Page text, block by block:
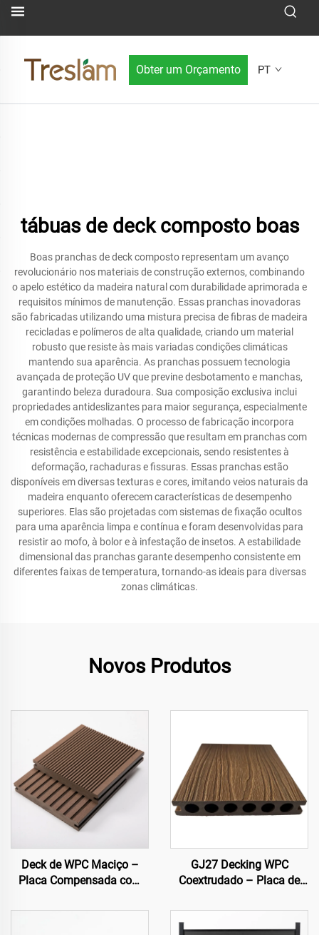
Obter um Orçamento PT
tábuas de deck composto boas
Boas pranchas de deck composto representam um avanço
revolucionário nos materiais de construção externos, combinando
o apelo estético da madeira natural com durabilidade aprimorada e
requisitos mínimos de manutenção. Essas pranchas inovadoras
são fabricadas utilizando uma mistura precisa de fibras de madeira
recicladas e polímeros de alta qualidade, criando um material
robusto que resiste às mais variadas condições climáticas
mantendo sua aparência. As pranchas possuem tecnologia
avançada de proteção UV que previne desbotamento e manchas,
garantindo beleza duradoura. Sua composição exclusiva inclui
propriedades antideslizantes para maior segurança, especialmente
em condições molhadas. O processo de fabricação incorpora
técnicas modernas de compressão que resultam em pranchas com
resistência e estabilidade excepcionais, sendo resistentes à
deformação, rachaduras e fissuras. Essas pranchas estão
disponíveis em diversas texturas e cores, imitando veios naturais da
madeira enquanto oferecem características de desempenho
superiores. Elas são projetadas com sistemas de fixação ocultos
para uma aparência limpa e contínua e foram desenvolvidas para
resistir ao mofo, à bolor e à infestação de insetos. A estabilidade
dimensional das pranchas garante desempenho consistente em
diferentes faixas de temperatura, tornando-as ideais para diversas
zonas climáticas.
Novos Produtos
Deck de WPC Maciço –
Placa Compensada com
Lados
GJ27 Decking WPC
Coextrudado – Placa de
com Seis Furos (Design
Slim Fit)